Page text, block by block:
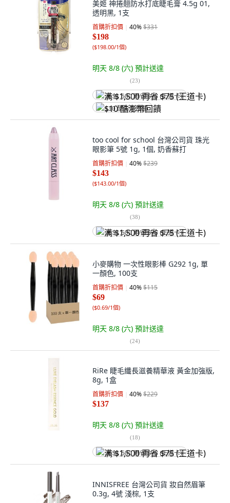
美姬 神捲翹防水打底睫毛膏 4.5g 01,
透明黑, 1支
首購折扣價 40%$331
$198
($198.00/1個)
明天 8/8 (六) 預計送達
(23)
满 $1,500 再省 $75 (王道卡)
$10 酷澎幣回饋
too cool for school 台灣公司貨 珠光
眼影筆 5號 1g, 1個, 奶香蘇打
首購折扣價 40%$239
$143
($143.00/1個)
明天 8/8 (六) 預計送達
(38)
满 $1,500 再省 $75 (王道卡)
小麥購物 一次性眼影棒 G292 1g, 單
一顏色, 100支
首購折扣價 40%$115
$69
($0.69/1個)
明天 8/8 (六) 預計送達
(24)
RiRe 睫毛纖長滋養精華液 黃金加強版,
8g, 1盒
首購折扣價 40%$229
$137
明天 8/8 (六) 預計送達
(18)
满 $1,500 再省 $75 (王道卡)
INNISFREE 台灣公司貨 妝自然眉筆
0.3g, 4號 淺棕, 1支